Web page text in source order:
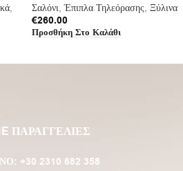
,
Σαλόνι, Έπιπλα Τηλεόρασης, Ξύλινα
€260.00
Προσθήκη Στο Καλάθι
ΠΑΡΑΓΓΕΛΙΕΣ
+30 2310 682 358